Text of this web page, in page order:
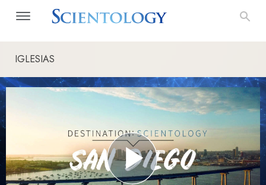
IGLESIAS